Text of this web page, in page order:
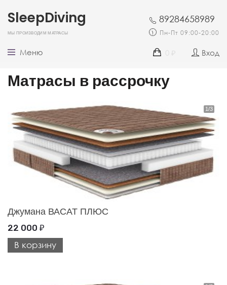
SleepDiving
Мы производим матрасы
89284658989
Пн-Пт 09:00-20:00
Меню Вход
Матрасы в рассрочку
Джумана ВАСАТ ПЛЮС
22 000 ₽
В корзину